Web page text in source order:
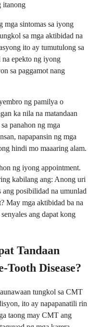
itanong
mga sintomas sa iyong
sa mga aktibidad na
ito ay tumutulong sa
epekto ng iyong
sa paggamot nang
ng pamilya o
ka nila na matandaan
panahon ng mga
napapansin ng mga
hindi mo maaaring alam.
ng iyong appointment.
kabilang ang: Anong uri
posibilidad na umunlad
May mga aktibidad ba na
ang dapat kong
Tandaan
Disease?
tungkol sa CMT
ito ay napapanatili rin
taong may CMT ang